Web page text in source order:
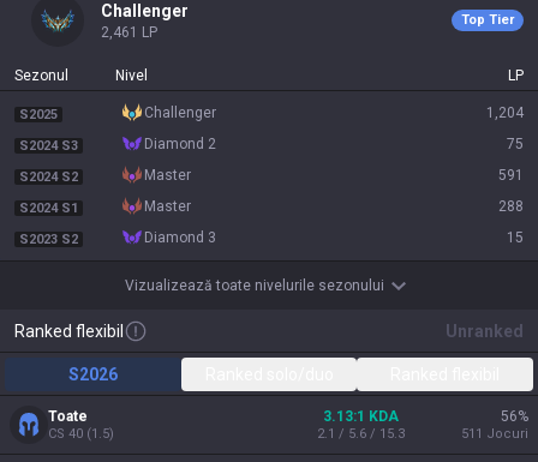
challenger
2,461 LP
Top Tier
Sezonul Nivel LP
S2025 challenger 1,204
S2024 S3 diamond 2 75
S2024 S2 master 591
S2024 S1 master 288
S2023 S2 diamond 3 15
Vizualizează toate nivelurile sezonului
Ranked flexibil Unranked
S2026
Toate
CS 40 (1.5)
3.13:1 KDA
2.1 / 5.6 / 15.3
56%
511 Jocuri